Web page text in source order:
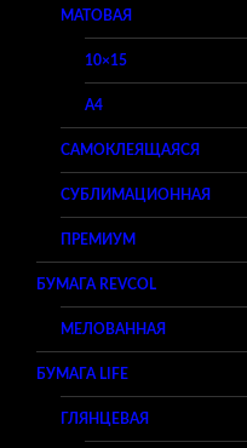
МАТОВАЯ
10×15
A4
САМОКЛЕЯЩАЯСЯ
СУБЛИМАЦИОННАЯ
ПРЕМИУМ
БУМАГА REVCOL
МЕЛОВАННАЯ
БУМАГА LIFE
ГЛЯНЦЕВАЯ